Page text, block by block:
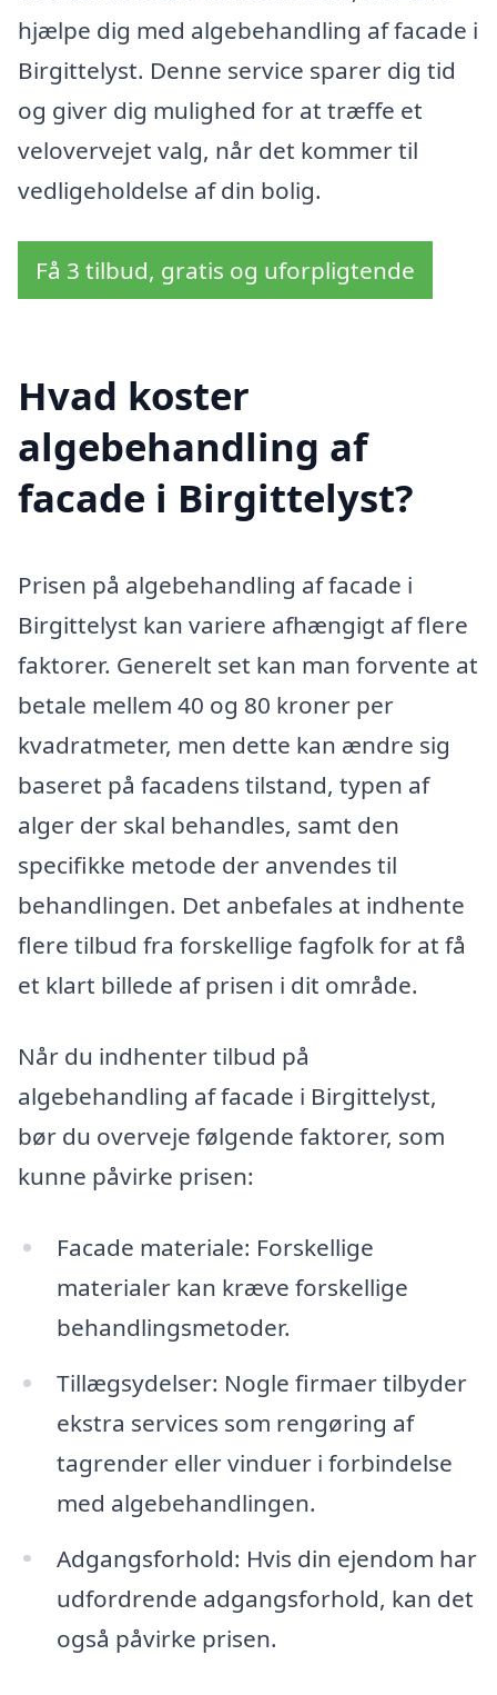
hjælpe dig med algebehandling af facade i
Birgittelyst. Denne service sparer dig tid
og giver dig mulighed for at træffe et
velovervejet valg, når det kommer til
vedligeholdelse af din bolig.
Få 3 tilbud, gratis og uforpligtende
Hvad koster
algebehandling af
facade i Birgittelyst?
Prisen på algebehandling af facade i
Birgittelyst kan variere afhængigt af flere
faktorer. Generelt set kan man forvente at
betale mellem 40 og 80 kroner per
kvadratmeter, men dette kan ændre sig
baseret på facadens tilstand, typen af
alger der skal behandles, samt den
specifikke metode der anvendes til
behandlingen. Det anbefales at indhente
flere tilbud fra forskellige fagfolk for at få
et klart billede af prisen i dit område.
Når du indhenter tilbud på
algebehandling af facade i Birgittelyst,
bør du overveje følgende faktorer, som
kunne påvirke prisen:
Facade materiale: Forskellige
materialer kan kræve forskellige
behandlingsmetoder.
Tillægsydelser: Nogle firmaer tilbyder
ekstra services som rengøring af
tagrender eller vinduer i forbindelse
med algebehandlingen.
Adgangsforhold: Hvis din ejendom har
udfordrende adgangsforhold, kan det
også påvirke prisen.